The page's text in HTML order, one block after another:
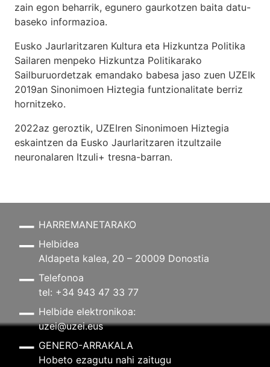
zain egon beharrik, egunero gaurkotzen baita datu-
baseko informazioa.
Eusko Jaurlaritzaren Kultura eta Hizkuntza Politika
Sailaren menpeko Hizkuntza Politikarako
Sailburuordetzak emandako babesa jaso zuen UZEIk
2019an Sinonimoen Hiztegia funtzionalitate berriz
hornitzeko.
2022az geroztik, UZEIren Sinonimoen Hiztegia
eskaintzen da Eusko Jaurlaritzaren itzultzaile
neuronalaren Itzuli+ tresna-barran.
HARREMANETARAKO
Helbidea
Aldapeta kalea, 20 – 20009 Donostia
Telefonoa
tel: +34 943 47 33 77
Helbide elektronikoa:
uzei@uzei.eus
GENERO-ARRAKALA
Hobeto ezagutu nahi zaitugu